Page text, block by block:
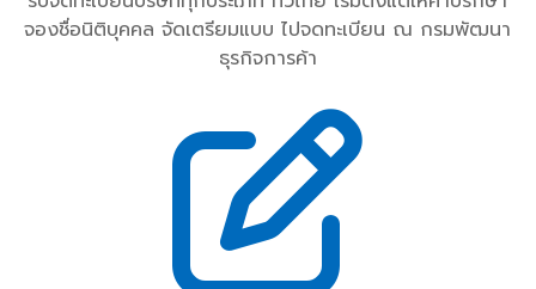
จองชื่อนิติบุคคล จัดเตรียมแบบ ไปจดทะเบียน ณ กรมพัฒนา
ธุรกิจการค้า